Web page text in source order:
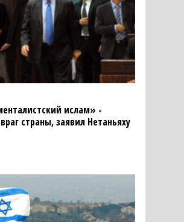
ислам» -
страны, заявил Нетаньяху